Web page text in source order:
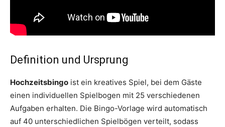
Definition und Ursprung
Hochzeitsbingo ist ein kreatives Spiel, bei dem Gäste
einen individuellen Spielbogen mit 25 verschiedenen
Aufgaben erhalten. Die Bingo-Vorlage wird automatisch
auf 40 unterschiedlichen Spielbögen verteilt, sodass